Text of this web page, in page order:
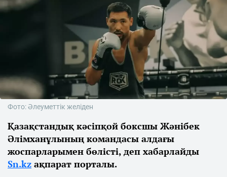
Фото: Әлеуметтік желіден
Қазақстандық кәсіпқой боксшы Жәнібек
Әлімханұлының командасы алдағы
жоспарларымен бөлісті, деп хабарлайды
Sn.kz ақпарат порталы.